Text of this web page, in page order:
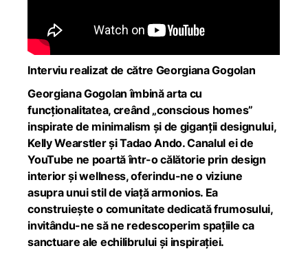
Interviu realizat de către Georgiana Gogolan
Georgiana Gogolan îmbină arta cu
funcționalitatea, creând „conscious homes”
inspirate de minimalism și de giganții designului,
Kelly Wearstler și Tadao Ando. Canalul ei de
YouTube ne poartă într-o călătorie prin design
interior și wellness, oferindu-ne o viziune
asupra unui stil de viață armonios. Ea
construiește o comunitate dedicată frumosului,
invitându-ne să ne redescoperim spațiile ca
sanctuare ale echilibrului și inspirației.